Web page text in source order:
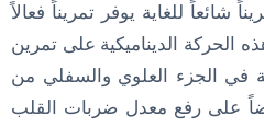
شائعاً للغاية يوفر تمريناً فعالاً
الحركة الديناميكية على تمرين
في الجزء العلوي والسفلي من
على رفع معدل ضربات القلب